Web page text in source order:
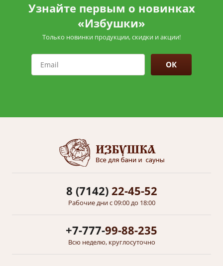
Узнайте первым о новинках
«Избушки»
Только новинки продукции, скидки и акции!
ОК
8 (7142)22-45-52
Рабочие дни с 09:00 до 18:00
+7-777-99-88-235
Всю неделю, круглосуточно